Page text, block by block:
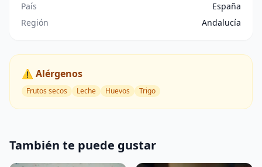
País
España
Región
Andalucía
⚠️ Alérgenos
Frutos secos Leche Huevos Trigo
También te puede gustar